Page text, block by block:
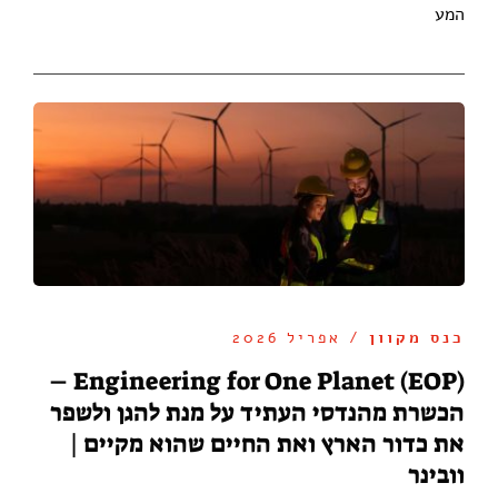
המע
כנס מקוון / אפריל 2026
Engineering for One Planet (EOP) –
הכשרת מהנדסי העתיד על מנת להגן ולשפר
את כדור הארץ ואת החיים שהוא מקיים |
וובינר